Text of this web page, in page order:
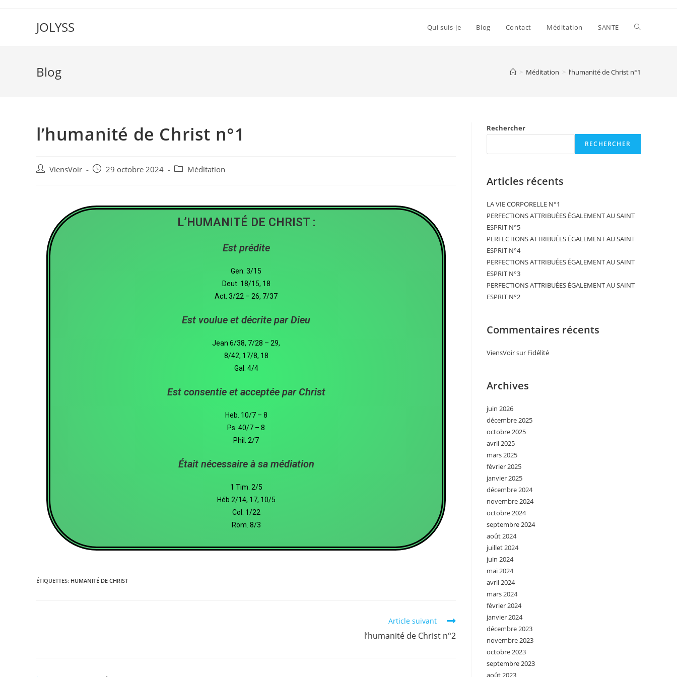
JOLYSS Qui suis-je Blog Contact Méditation SANTE
Blog > Méditation > l’humanité de Christ n°1
l’humanité de Christ n°1
ViensVoir 29 octobre 2024 Méditation
L’HUMANITÉ DE CHRIST :
Est prédite
Gen. 3/15
Deut. 18/15, 18
Act. 3/22 – 26, 7/37
Est voulue et décrite par Dieu
Jean 6/38, 7/28 – 29,
8/42, 17/8, 18
Gal. 4/4
Est consentie et acceptée par Christ
Heb. 10/7 – 8
Ps. 40/7 – 8
Phil. 2/7
Était nécessaire à sa médiation
1 Tim. 2/5
Héb 2/14, 17, 10/5
Col. 1/22
Rom. 8/3
ÉTIQUETTES: HUMANITÉ DE CHRIST
Article suivant
l’humanité de Christ n°2
Rechercher
RECHERCHER
Articles récents
LA VIE CORPORELLE N°1
PERFECTIONS ATTRIBUÉES ÉGALEMENT AU SAINT
ESPRIT N°5
PERFECTIONS ATTRIBUÉES ÉGALEMENT AU SAINT
ESPRIT N°4
PERFECTIONS ATTRIBUÉES ÉGALEMENT AU SAINT
ESPRIT N°3
PERFECTIONS ATTRIBUÉES ÉGALEMENT AU SAINT
ESPRIT N°2
Commentaires récents
ViensVoirsur Fidélité
Archives
juin 2026
décembre 2025
octobre 2025
avril 2025
mars 2025
février 2025
janvier 2025
décembre 2024
novembre 2024
octobre 2024
septembre 2024
août 2024
juillet 2024
juin 2024
mai 2024
avril 2024
mars 2024
février 2024
janvier 2024
décembre 2023
novembre 2023
octobre 2023
septembre 2023
août 2023